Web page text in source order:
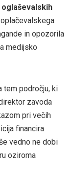
in opozorila
medijsko
tem področju, ki
zavoda
pri večih
financira
vedno ne dobi
oziroma